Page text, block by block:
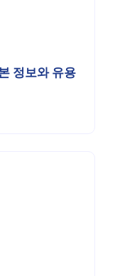
정보와 유용